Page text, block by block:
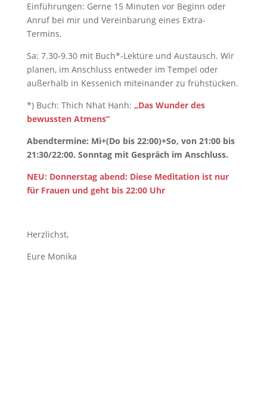
Einführungen: Gerne 15 Minuten vor Beginn oder
Anruf bei mir und Vereinbarung eines Extra-
Termins.
Sa: 7.30-9.30 mit Buch*-Lektüre und Austausch. Wir
planen, im Anschluss entweder im Tempel oder
außerhalb in Kessenich miteinander zu frühstücken.
*) Buch: Thich Nhat Hanh: „Das Wunder des
bewussten Atmens“
Abendtermine: Mi+(Do bis 22:00)+So, von 21:00 bis
21:30/22:00. Sonntag mit Gespräch im Anschluss.
NEU: Donnerstag abend: Diese Meditation ist nur
für Frauen und geht bis 22:00 Uhr
Herzlichst,
Eure Monika